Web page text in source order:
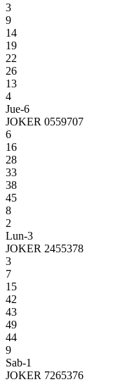
3
9
14
19
22
26
13
4
Jue-6
JOKER 0559707
6
16
28
33
38
45
8
2
Lun-3
JOKER 2455378
3
7
15
42
43
49
44
9
Sab-1
JOKER 7265376